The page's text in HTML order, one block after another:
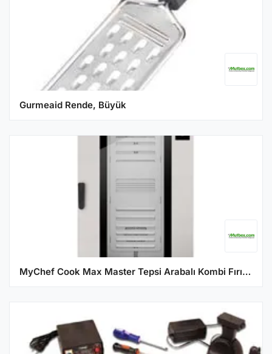
Gurmeaid Rende, Büyük
MyChef Cook Max Master Tepsi Arabalı Kombi Fırın, 20GN 1/1